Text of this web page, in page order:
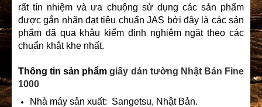
rất tín nhiệm và ưa chuộng sử dụng các sản phẩm
được gắn nhãn đạt tiêu chuẩn JAS bởi đây là các sản
phẩm đã qua khâu kiểm định nghiêm ngặt theo các
chuẩn khắt khe nhất.
Thông tin sản phẩmgiấy dán tường Nhật Bản Fine
1000
Nhà máy sản xuất: Sangetsu, Nhật Bản.